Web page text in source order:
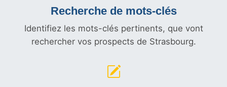
Recherche de mots-clés
Identifiez les mots-clés pertinents, que vont
rechercher vos prospects de Strasbourg.